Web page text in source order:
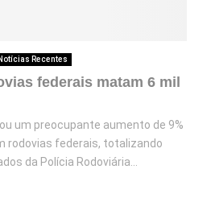
Notícias Recentes
federais matam 6 mil
um preocupante aumento de 9%
rodovias federais, totalizando
da Polícia Rodoviária...